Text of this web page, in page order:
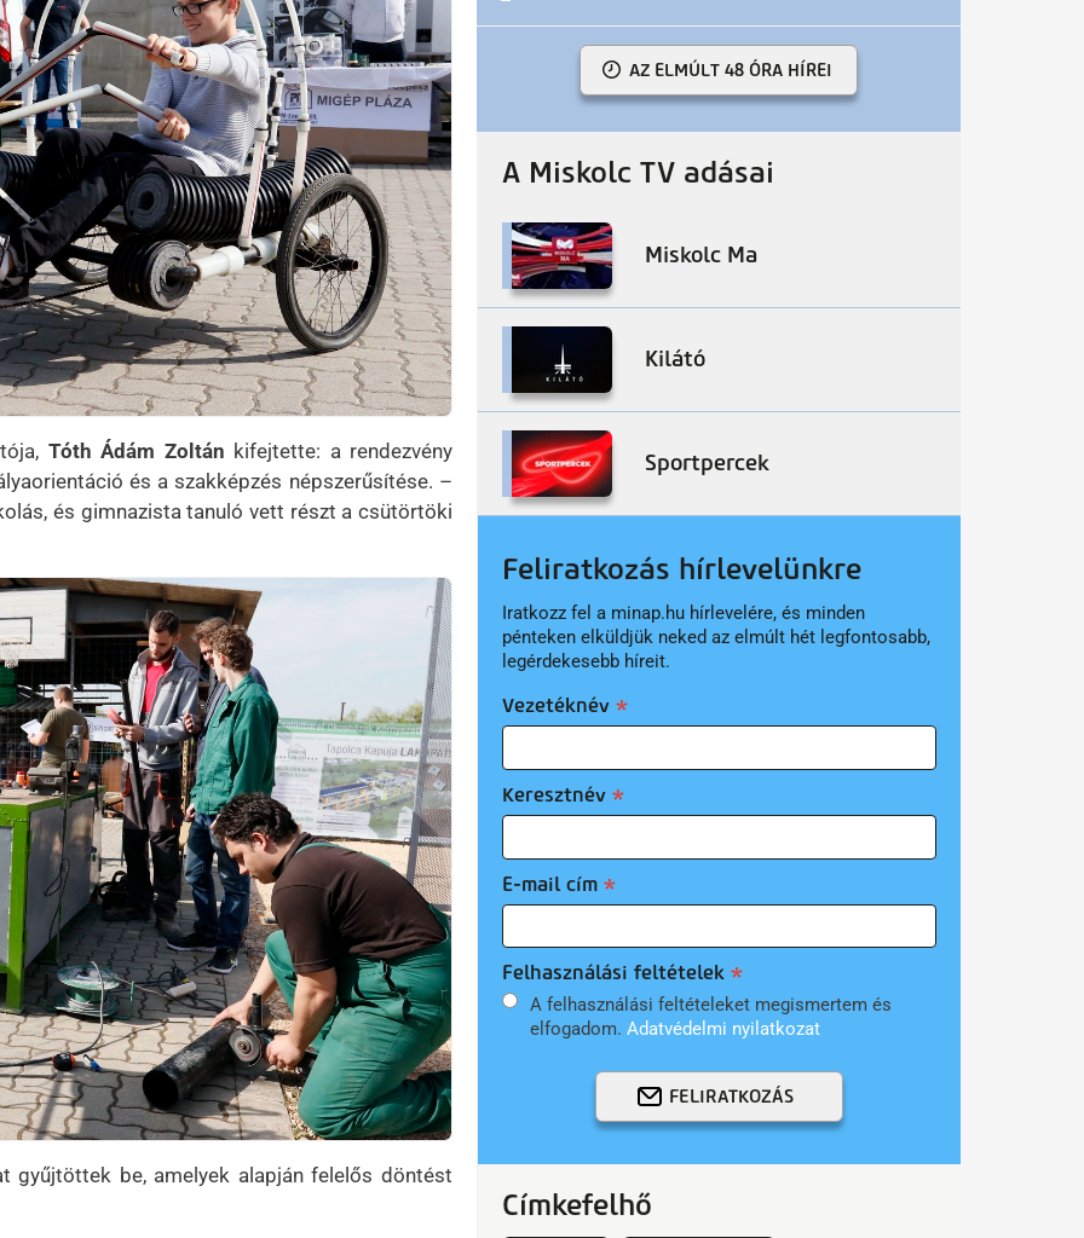
Tóth Ádám Zoltán kifejtette: a rendezvény
és a szakképzés népszerűsítése. –
és gimnazista tanuló vett részt a csütörtöki
gyűjtöttek be, amelyek alapján felelős döntést
AZ ELMÚLT 48 ÓRA HÍREI
A Miskolc TV adásai
Miskolc Ma
Kilátó
Sportpercek
Feliratkozás hírlevelünkre
Iratkozz fel a minap.hu hírlevelére, és minden
pénteken elküldjük neked az elmúlt hét legfontosabb,
legérdekesebb híreit.
Vezetéknév
Keresztnév
E-mail cím
Felhasználási feltételek
A felhasználási feltételeket megismertem és
elfogadom. Adatvédelmi nyilatkozat
FELIRATKOZÁS
Címkefelhő